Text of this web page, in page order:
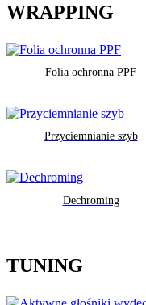
WRAPPING
Folia ochronna PPF
Przyciemnianie szyb
Dechroming
TUNING